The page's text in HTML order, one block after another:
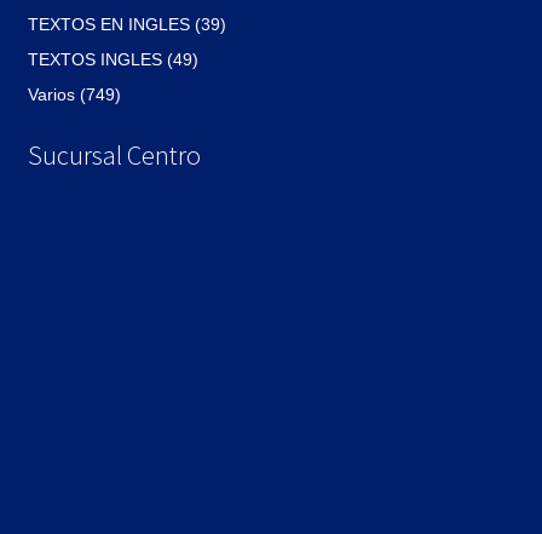
TEXTOS EN INGLES (39)
TEXTOS INGLES (49)
Varios (749)
Sucursal Centro